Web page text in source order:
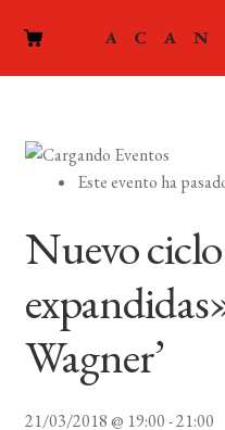
Este evento ha
Nuevo
Wagner’
21/03/2018 @ 19:00-21:00